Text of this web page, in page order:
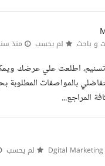
و باحث لم يحسب منذ
تسنيم، اطلعت علي عرضك
لم يحسب